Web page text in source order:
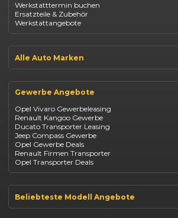
Fiat 500
Dacia Duster
Dacia Sandero
Jeep Compass
Suzuki Vitara
Suzuki Swift
BYD Seal
Mazda CX-30
Citroen C4
Werkstatttermin buchen
Ersatzteile & Zubehör
Werkstattangebote
Alle Auto Marken
Opel
Fiat
Jeep
Suzuki
BYD
Kia
Mazda
Citroën
Abarth
Fiat Professional
Gewerbe Angebote
Opel Vivaro Gewerbeleasing
Renault Kangoo Gewerbe
Ducato Transporter Leasing
Jeep Compass Gewerbe
Opel Gewerbe Deals
Renault Firmen Transporter
Opel Transporter Deals
Beliebteste Modell Angebote